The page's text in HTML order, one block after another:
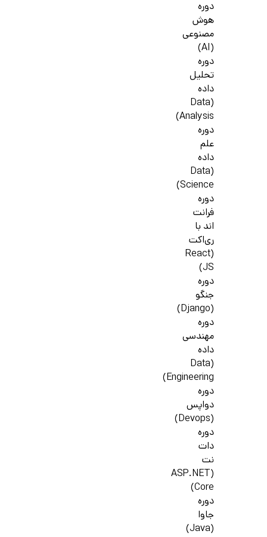
دوره
هوش
مصنوعی
(AI)
دوره
تحلیل
داده
(Data
Analysis)
دوره
علم
داده
(Data
Science)
دوره
فرانت
اند با
ری‌اکت
(React
JS)
دوره
جنگو
(Django)
دوره
مهندسی
داده
(Data
Engineering)
دوره
دواپس
(Devops)
دوره
دات
نت
(ASP.NET
Core)
دوره
جاوا
(Java)